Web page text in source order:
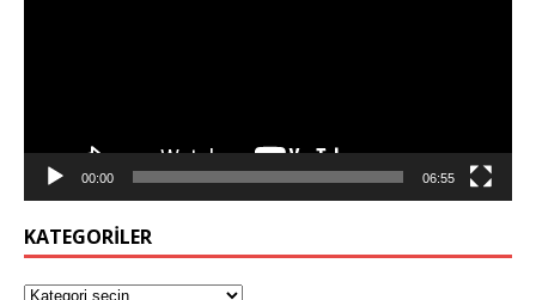
00:00 06:55
KATEGORILER